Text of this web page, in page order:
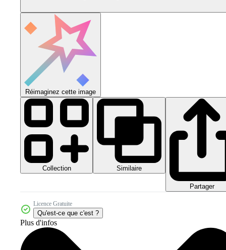
Réimaginez cette image
Collection Similaire
Partager
Licence Gratuite
Qu'est-ce que c'est ?
Plus d'infos